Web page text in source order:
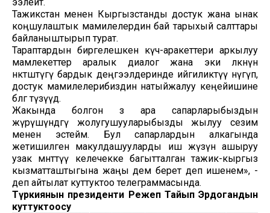
Тажикстан менен Кыргызстанды достук жана ынак
коңшулаштык мамилелердин бай тарыхый салттары
байланыштырып турат.
Тараптардын биргелешкен күч-аракеттери аркылуу
мамлекеттер аралык диалог жана эки өлкөнүн
өнөктөштүгү бардык деңгээлдеринде ийгиликтүү өнүгүп,
достук мамилелерибиздин натыйжалуу кеңейишине
өбөлгө түзүүдө.
Жакында болгон өз ара сапарларыбыздын
жүрүшүндөгү жолугушууларыбызды жылуу сезим
менен эстейм. Бул сапарлардын алкагында
жетишилген макулдашууларды иш жүзүнө ашыруу
узак мөөнөттүү келечекке багытталган тажик-кыргыз
кызматташтыгына жаңы дем берет деп ишенем», -
деп айтылат куттуктоо телеграммасында.
Түркиянын президенти Режеп Тайып Эрдогандын
куттуктоосу